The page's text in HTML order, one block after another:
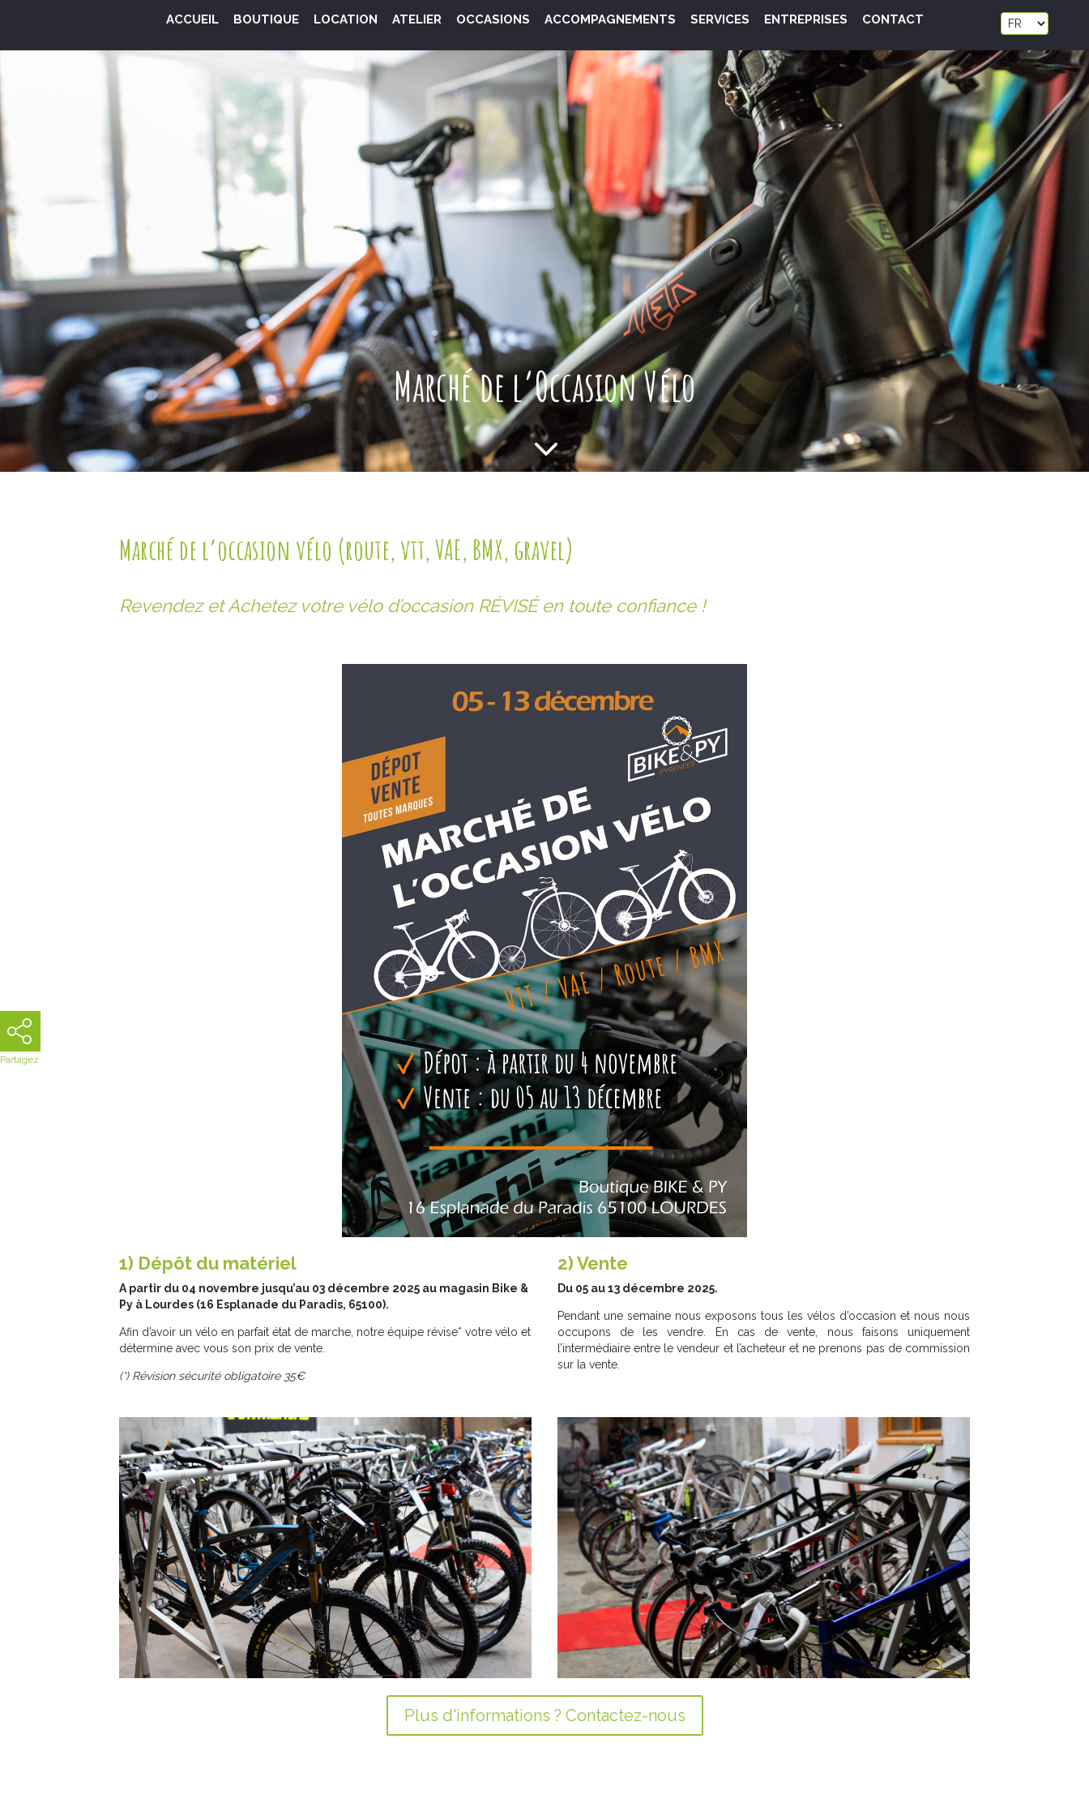
ACCUEIL BOUTIQUE LOCATION ATELIER OCCASIONS ACCOMPAGNEMENTS SERVICES ENTREPRISES CONTACT
Marché de l’Occasion Vélo
3
Marché de l’occasion vélo (route, vtt, VAE, BMX, gravel)
Revendez et Achetez votre vélo d’occasion RÉVISÉ en toute confiance !
1) Dépôt du matériel
A partir du 04 novembre jusqu’au 03 décembre 2025 au magasin Bike &
Py à Lourdes (16 Esplanade du Paradis, 65100).
Afin d’avoir un vélo en parfait état de marche, notre équipe révise* votre vélo et
détermine avec vous son prix de vente.
(*) Révision sécurité obligatoire 35€
2) Vente
Du 05 au 13 décembre 2025.
Pendant une semaine nous exposons tous les vélos d’occasion et nous nous
occupons de les vendre. En cas de vente, nous faisons uniquement
l’intermédiaire entre le vendeur et l’acheteur et ne prenons pas de commission
sur la vente.
Plus d'informations ? Contactez-nous
Partagez